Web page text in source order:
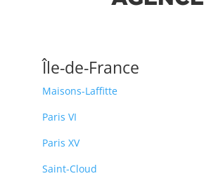
Île-de-France
Maisons-Laffitte
Paris VI
Paris XV
Saint-Cloud